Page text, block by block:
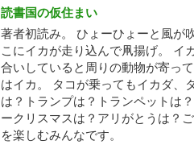
読書国の仮住まい
著者初読み。 ひょーひょーと風が
こにイカが走り込んで凧揚げ。 イ
合いしていると周りの動物が寄っ
はイカ。 タコが乗ってもイカダ、
は？トランプは？トランペットは
ークリスマスは？アリがとうは？
を楽しむみんなです。